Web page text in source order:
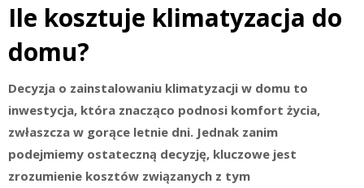
Ile kosztuje klimatyzacja do
domu?
Decyzja o zainstalowaniu klimatyzacji w domu to
inwestycja, która znacząco podnosi komfort życia,
zwłaszcza w gorące letnie dni. Jednak zanim
podejmiemy ostateczną decyzję, kluczowe jest
zrozumienie kosztów związanych z tym